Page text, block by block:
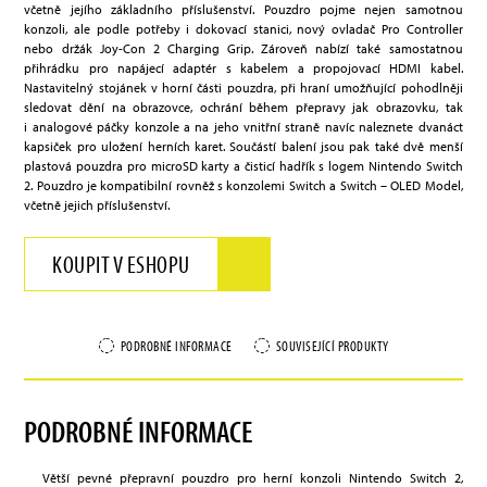
včetně jejího základního příslušenství. Pouzdro pojme nejen samotnou
konzoli, ale podle potřeby i dokovací stanici, nový ovladač Pro Controller
nebo držák Joy-Con 2 Charging Grip. Zároveň nabízí také samostatnou
přihrádku pro napájecí adaptér s kabelem a propojovací HDMI kabel.
Nastavitelný stojánek v horní části pouzdra, při hraní umožňující pohodlněji
sledovat dění na obrazovce, ochrání během přepravy jak obrazovku, tak
i analogové páčky konzole a na jeho vnitřní straně navíc naleznete dvanáct
kapsiček pro uložení herních karet. Součástí balení jsou pak také dvě menší
plastová pouzdra pro microSD karty a čisticí hadřík s logem Nintendo Switch
2. Pouzdro je kompatibilní rovněž s konzolemi Switch a Switch – OLED Model,
včetně jejich příslušenství.
KOUPIT V ESHOPU
PODROBNÉ INFORMACE SOUVISEJÍCÍ PRODUKTY
PODROBNÉ INFORMACE
Větší pevné přepravní pouzdro pro herní konzoli Nintendo Switch 2,